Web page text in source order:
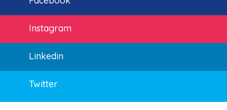
Instagram
Linkedin
Twitter